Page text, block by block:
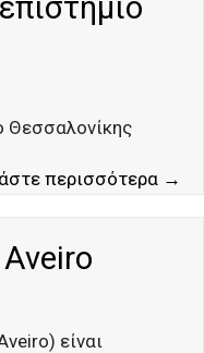
Θεσσαλονίκης
περισσότερα →
είναι